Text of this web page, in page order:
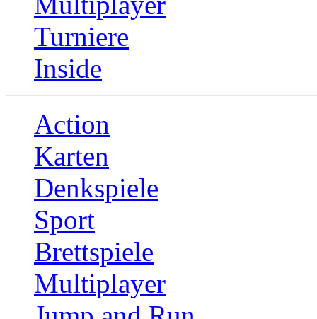
Turniere
Inside
Action
Karten
Denkspiele
Sport
Brettspiele
Multiplayer